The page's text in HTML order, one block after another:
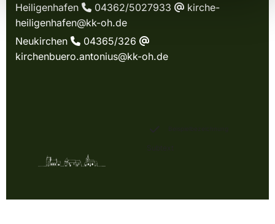
Heiligenhafen  04362/5027933 @ kirche-
heiligenhafen@kk-oh.de
Neukirchen  04365/326 @
kirchenbuero.antonius@kk-oh.de